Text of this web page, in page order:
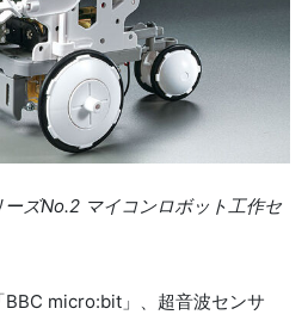
ズNo.2 マイコンロボット工作セ
micro:bit」、超音波センサ